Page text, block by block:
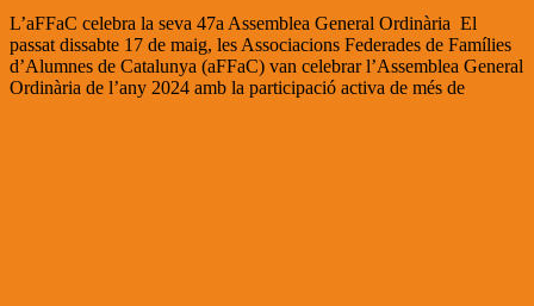
L’aFFaC celebra la seva 47a Assemblea General Ordinària El
passat dissabte 17 de maig, les Associacions Federades de Famílies
d’Alumnes de Catalunya (aFFaC) van celebrar l’Assemblea General
Ordinària de l’any 2024 amb la participació activa de més de